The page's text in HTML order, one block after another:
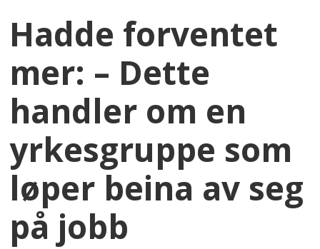
Hadde forventet
mer: – Dette
handler om en
yrkesgruppe som
løper beina av seg
på jobb